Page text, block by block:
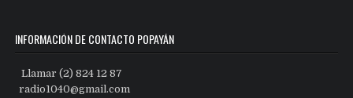
INFORMACIÓN DE CONTACTO POPAYÁN
Llamar (2) 824 12 87
radio1040@gmail.com